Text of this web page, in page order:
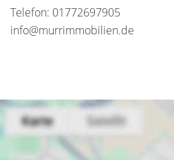
Telefon: 01772697905
info@murrimmobilien.de